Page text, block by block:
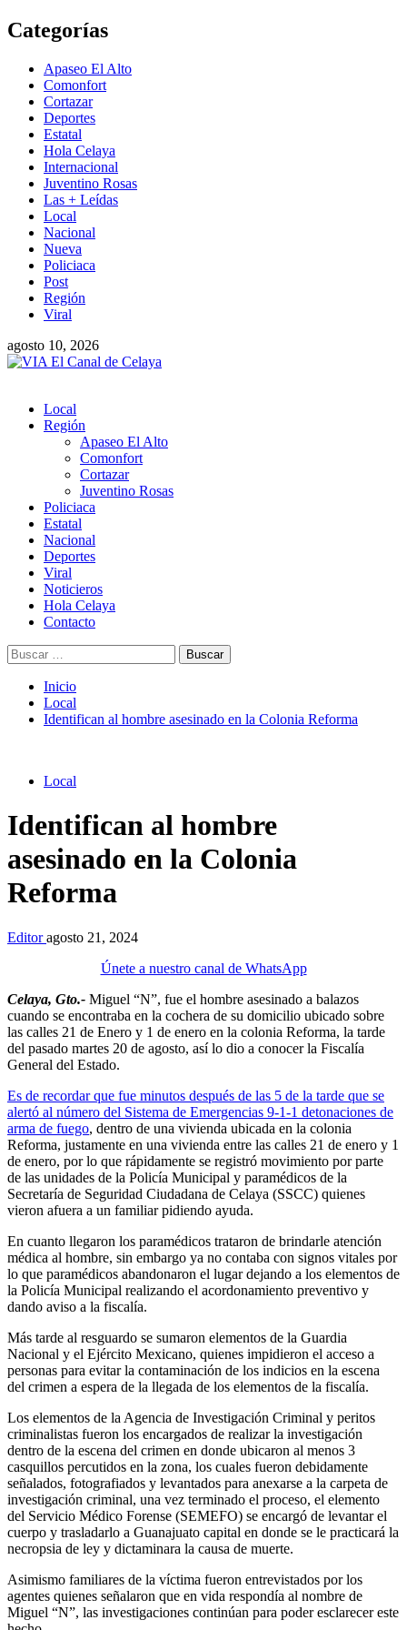
Saltar
al
Categorías
Apaseo El Alto
Comonfort
Cortazar
Deportes
Estatal
Hola Celaya
Internacional
Juventino Rosas
Las + Leídas
Local
Nacional
Nueva
Policiaca
Post
Región
Viral
agosto 10, 2026
Menú
principal
Local
Región
Apaseo El Alto
Comonfort
Cortazar
Juventino Rosas
Policiaca
Estatal
Nacional
Deportes
Viral
Noticieros
Hola Celaya
Contacto
Buscar:
Inicio
Local
Identifican al hombre asesinado en la Colonia Reforma
Local
Identifican al hombre
asesinado en la Colonia
Reforma
Editoragosto 21, 2024
Únete a nuestro canal de WhatsApp
Celaya, Gto.- Miguel “N”, fue el hombre asesinado a balazos
cuando se encontraba en la cochera de su domicilio ubicado sobre
las calles 21 de Enero y 1 de enero en la colonia Reforma, la tarde
del pasado martes 20 de agosto, así lo dio a conocer la Fiscalía
General del Estado.
Es de recordar que fue minutos después de las 5 de la tarde que se
alertó al número del Sistema de Emergencias 9-1-1 detonaciones de
arma de fuego, dentro de una vivienda ubicada en la colonia
Reforma, justamente en una vivienda entre las calles 21 de enero y 1
de enero, por lo que rápidamente se registró movimiento por parte
de las unidades de la Policía Municipal y paramédicos de la
Secretaría de Seguridad Ciudadana de Celaya (SSCC) quienes
vieron afuera a un familiar pidiendo ayuda.
En cuanto llegaron los paramédicos trataron de brindarle atención
médica al hombre, sin embargo ya no contaba con signos vitales por
lo que paramédicos abandonaron el lugar dejando a los elementos de
la Policía Municipal realizando el acordonamiento preventivo y
dando aviso a la fiscalía.
Más tarde al resguardo se sumaron elementos de la Guardia
Nacional y el Ejército Mexicano, quienes impidieron el acceso a
personas para evitar la contaminación de los indicios en la escena
del crimen a espera de la llegada de los elementos de la fiscalía.
Los elementos de la Agencia de Investigación Criminal y peritos
criminalistas fueron los encargados de realizar la investigación
dentro de la escena del crimen en donde ubicaron al menos 3
casquillos percutidos en la zona, los cuales fueron debidamente
señalados, fotografiados y levantados para anexarse a la carpeta de
investigación criminal, una vez terminado el proceso, el elemento
del Servicio Médico Forense (SEMEFO) se encargó de levantar el
cuerpo y trasladarlo a Guanajuato capital en donde se le practicará la
necropsia de ley y dictaminara la causa de muerte.
Asimismo familiares de la víctima fueron entrevistados por los
agentes quienes señalaron que en vida respondía al nombre de
Miguel “N”, las investigaciones continúan para poder esclarecer este